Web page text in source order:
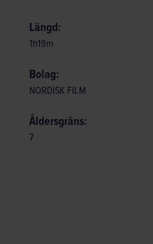
Längd:
1h19m
Bolag:
NORDISK FILM
Åldersgräns:
7